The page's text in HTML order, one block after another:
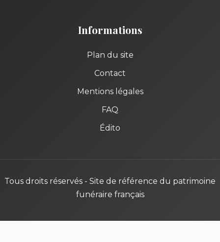
Informations
Plan du site
Contact
Mentions légales
FAQ
Édito
Tous droits réservés - Site de référence du patrimoine
funéraire français